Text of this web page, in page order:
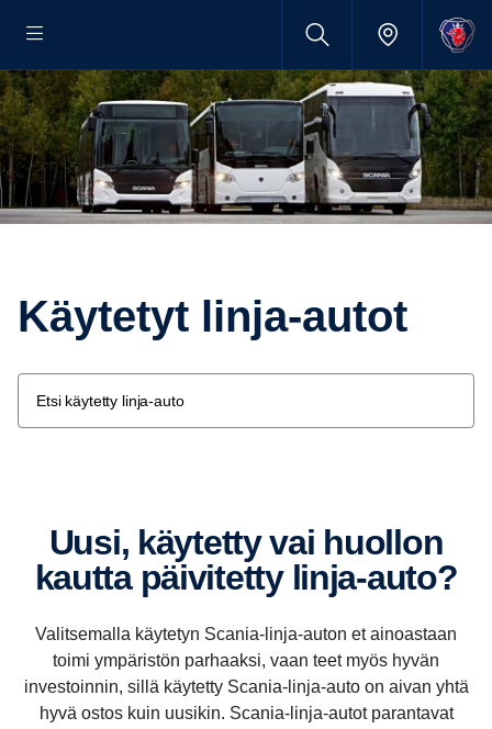
Käytetyt linja-​autot
Etsi käytetty linja-auto
Uusi, käytetty vai huollon
kautta päivi­tetty linja-​auto?
Valitsemalla käytetyn Scania-linja-auton et ainoastaan
toimi ympäristön parhaaksi, vaan teet myös hyvän
investoinnin, sillä käytetty Scania-linja-auto on aivan yhtä
hyvä ostos kuin uusikin. Scania-linja-autot parantavat